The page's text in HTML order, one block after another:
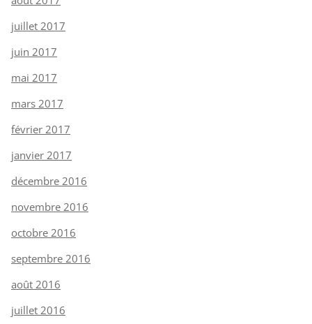
juillet 2017
juin 2017
mai 2017
mars 2017
février 2017
janvier 2017
décembre 2016
novembre 2016
octobre 2016
septembre 2016
août 2016
juillet 2016